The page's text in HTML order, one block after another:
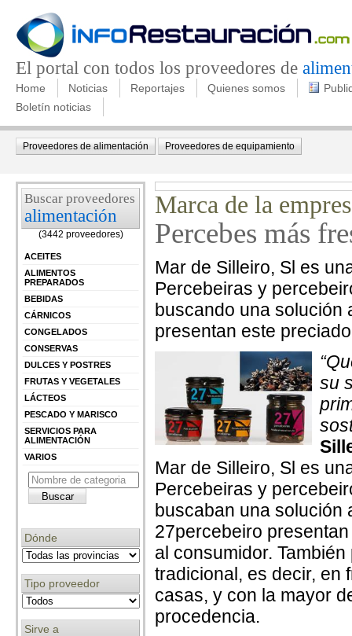
El portal con todos los proveedores de
Home Noticias Reportajes Quienes somos
Boletín noticias
Proveedores de alimentación Proveedores de equipamiento
Buscar proveedores
alimentación
(3442 proveedores)
ACEITES
ALIMENTOS
PREPARADOS
BEBIDAS
CÁRNICOS
CONGELADOS
CONSERVAS
DULCES Y POSTRES
FRUTAS Y VEGETALES
LÁCTEOS
PESCADO Y MARISCO
SERVICIOS PARA
ALIMENTACIÓN
VARIOS
Dónde
Tipo proveedor
Sirve a
Marca de la
Percebes más
Mar de Silleiro, Sl es
Percebeiras y
buscando una solución
presentan este
su
Mar de Silleiro, Sl es
Percebeiras y
buscaban una solución
27percebeiro
al consumidor.
tradicional, es decir, en
casas, y con la mayor
procedencia.